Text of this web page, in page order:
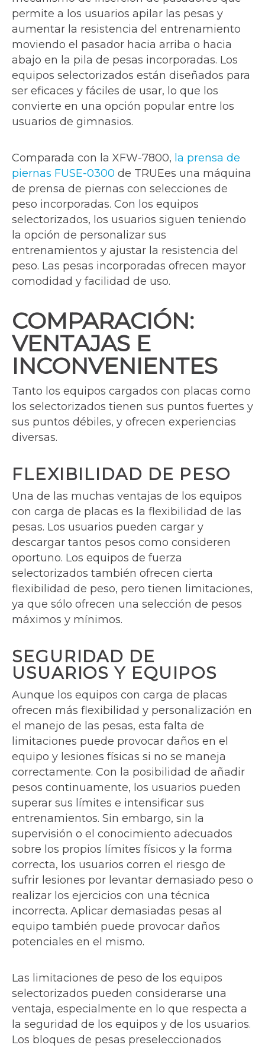
permite a los usuarios apilar las pesas y
aumentar la resistencia del entrenamiento
moviendo el pasador hacia arriba o hacia
abajo en la pila de pesas incorporadas. Los
equipos selectorizados están diseñados para
ser eficaces y fáciles de usar, lo que los
convierte en una opción popular entre los
usuarios de gimnasios.
Comparada con la XFW-7800, la prensa de
piernas FUSE-0300 de TRUEes una máquina
de prensa de piernas con selecciones de
peso incorporadas. Con los equipos
selectorizados, los usuarios siguen teniendo
la opción de personalizar sus
entrenamientos y ajustar la resistencia del
peso. Las pesas incorporadas ofrecen mayor
comodidad y facilidad de uso.
COMPARACIÓN:
VENTAJAS E
INCONVENIENTES
Tanto los equipos cargados con placas como
los selectorizados tienen sus puntos fuertes y
sus puntos débiles, y ofrecen experiencias
diversas.
FLEXIBILIDAD DE PESO
Una de las muchas ventajas de los equipos
con carga de placas es la flexibilidad de las
pesas. Los usuarios pueden cargar y
descargar tantos pesos como consideren
oportuno. Los equipos de fuerza
selectorizados también ofrecen cierta
flexibilidad de peso, pero tienen limitaciones,
ya que sólo ofrecen una selección de pesos
máximos y mínimos.
SEGURIDAD DE
USUARIOS Y EQUIPOS
Aunque los equipos con carga de placas
ofrecen más flexibilidad y personalización en
el manejo de las pesas, esta falta de
limitaciones puede provocar daños en el
equipo y lesiones físicas si no se maneja
correctamente. Con la posibilidad de añadir
pesos continuamente, los usuarios pueden
superar sus límites e intensificar sus
entrenamientos. Sin embargo, sin la
supervisión o el conocimiento adecuados
sobre los propios límites físicos y la forma
correcta, los usuarios corren el riesgo de
sufrir lesiones por levantar demasiado peso o
realizar los ejercicios con una técnica
incorrecta. Aplicar demasiadas pesas al
equipo también puede provocar daños
potenciales en el mismo.
Las limitaciones de peso de los equipos
selectorizados pueden considerarse una
ventaja, especialmente en lo que respecta a
la seguridad de los equipos y de los usuarios.
Los bloques de pesas preseleccionados